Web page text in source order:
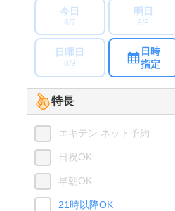
今日
8/7
明日
8/8
日曜日
8/9
日時
指定
特長
エキテン ネット予約
日祝OK
早朝OK
21時以降OK